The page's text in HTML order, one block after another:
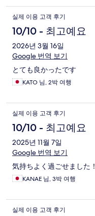
실제 이용 고객 후기
10/10 - 최고예요
2026년 3월 16일
Google 번역 보기
とても良かったです
KATO 님, 2박 여행
실제 이용 고객 후기
10/10 - 최고예요
2025년 11월 7일
Google 번역 보기
気持ちよく過ごせました！
KANAE 님, 3박 여행
실제 이용 고객 후기